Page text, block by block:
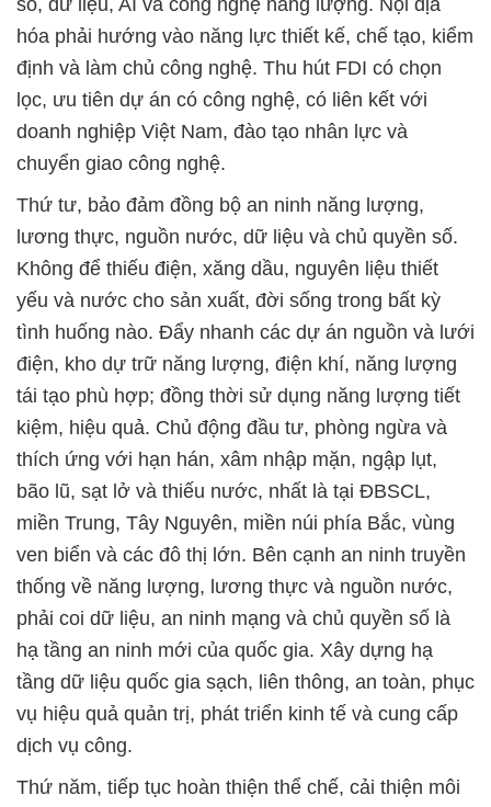
số, dữ liệu, AI và công nghệ năng lượng. Nội địa
hóa phải hướng vào năng lực thiết kế, chế tạo, kiểm
định và làm chủ công nghệ. Thu hút FDI có chọn
lọc, ưu tiên dự án có công nghệ, có liên kết với
doanh nghiệp Việt Nam, đào tạo nhân lực và
chuyển giao công nghệ.
Thứ tư, bảo đảm đồng bộ an ninh năng lượng,
lương thực, nguồn nước, dữ liệu và chủ quyền số.
Không để thiếu điện, xăng dầu, nguyên liệu thiết
yếu và nước cho sản xuất, đời sống trong bất kỳ
tình huống nào. Đẩy nhanh các dự án nguồn và lưới
điện, kho dự trữ năng lượng, điện khí, năng lượng
tái tạo phù hợp; đồng thời sử dụng năng lượng tiết
kiệm, hiệu quả. Chủ động đầu tư, phòng ngừa và
thích ứng với hạn hán, xâm nhập mặn, ngập lụt,
bão lũ, sạt lở và thiếu nước, nhất là tại ĐBSCL,
miền Trung, Tây Nguyên, miền núi phía Bắc, vùng
ven biển và các đô thị lớn. Bên cạnh an ninh truyền
thống về năng lượng, lương thực và nguồn nước,
phải coi dữ liệu, an ninh mạng và chủ quyền số là
hạ tầng an ninh mới của quốc gia. Xây dựng hạ
tầng dữ liệu quốc gia sạch, liên thông, an toàn, phục
vụ hiệu quả quản trị, phát triển kinh tế và cung cấp
dịch vụ công.
Thứ năm, tiếp tục hoàn thiện thể chế, cải thiện môi